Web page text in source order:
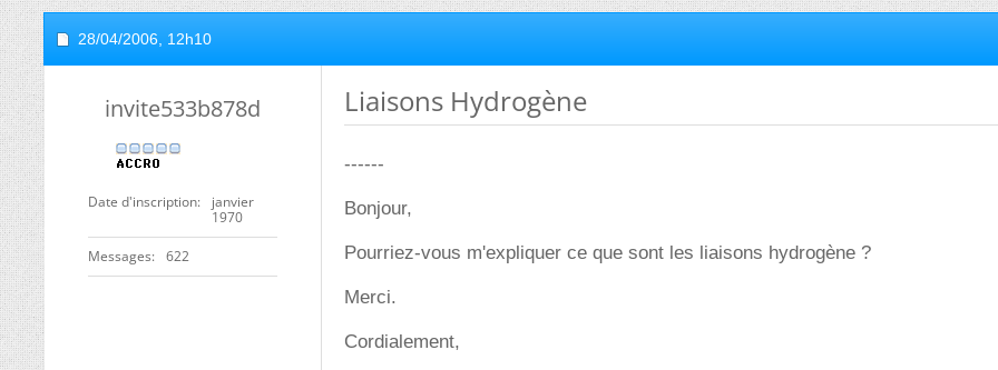
28/04/2006, 12h10
invite533b878d
Date d'inscription
janvier
1970
Messages 622
Liaisons Hydrogène
------
Bonjour,
Pourriez-vous m'expliquer ce que sont les liaisons hydrogène ?
Merci.
Cordialement,